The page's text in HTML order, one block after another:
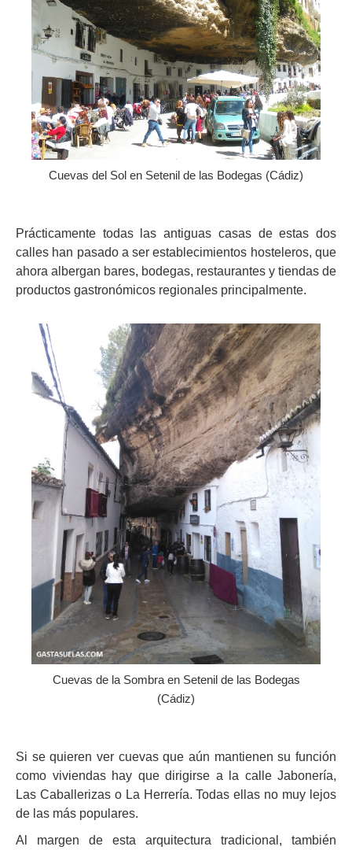
Cuevas del Sol en Setenil de las Bodegas (Cádiz)
Prácticamente todas las antiguas casas de estas dos
calles han pasado a ser establecimientos hosteleros, que
ahora albergan bares, bodegas, restaurantes y tiendas de
productos gastronómicos regionales principalmente.
Cuevas de la Sombra en Setenil de las Bodegas
(Cádiz)
Si se quieren ver cuevas que aún mantienen su función
como viviendas hay que dirigirse a la calle Jabonería,
Las Caballerizas o La Herrería. Todas ellas no muy lejos
de las más populares.
Al margen de esta arquitectura tradicional, también